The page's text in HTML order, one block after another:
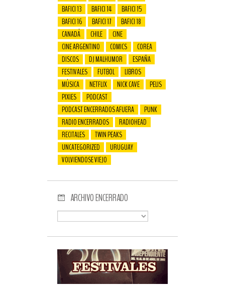
BAFICI 13
BAFICI 14
BAFICI 15
BAFICI 16
BAFICI 17
BAFICI 18
CANADÁ
CHILE
CINE
CINE ARGENTINO
COMICS
COREA
DISCOS
DJ MALHUMOR
ESPAÑA
FESTIVALES
FUTBOL
LIBROS
MÚSICA
NETFLIX NICK CAVE
PELIS
PIXIES
PODCAST
PODCAST ENCERRADOS AFUERA
PUNK
RADIO ENCERRADOS
RADIOHEAD
RECITALES
TWIN PEAKS
UNCATEGORIZED
URUGUAY
VOLVIENDOSE VIEJO
ARCHIVO ENCERRADO